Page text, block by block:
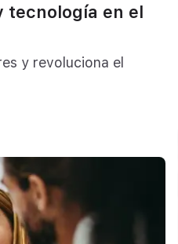
tecnología en el
y revoluciona el